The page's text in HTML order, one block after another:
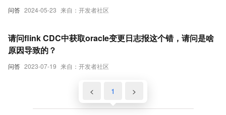
问答 2024-05-23 来自：开发者社区
问答 2023-07-19 来自：开发者社区
请问flink CDC中获取oracle变更日志报这个错，请问是啥
原因导致的？
< 1 >